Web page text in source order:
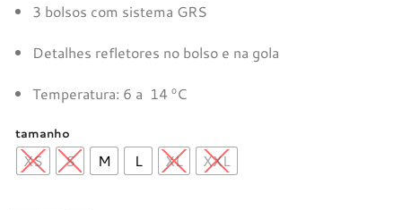
3 bolsos com sistema GRS
Detalhes refletores no bolso e na gola
Temperatura: 6 a 14 ºC
tamanho
XS S M L XL XXL